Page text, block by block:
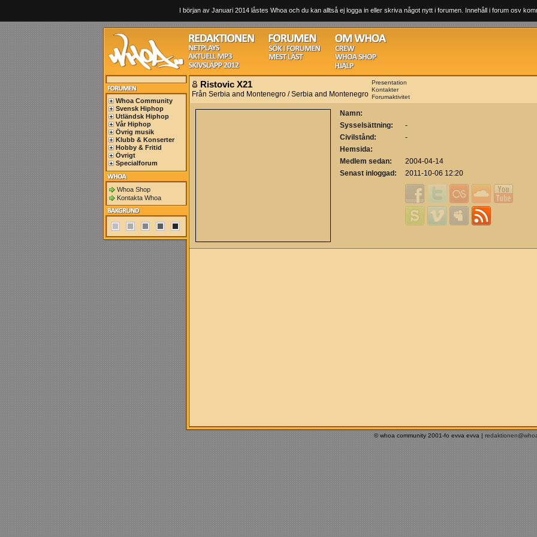
I början av Januari 2014 låstes Whoa och du kan alltså ej logga in eller skriva något nytt i forumen. Innehåll i forum osv
Whoa Community
Svensk Hiphop
Utländsk Hiphop
Vår Hiphop
Övrig musik
Klubb & Konserter
Hobby & Fritid
Övrigt
Specialforum
Whoa Shop
Kontakta Whoa
Ristovic X21
Från Serbia and Montenegro / Serbia and Montenegro
Presentation
Kontakter
Forumaktivitet
Namn:
Sysselsättning:
-
Civilstånd:
-
Hemsida:
Medlem sedan:
2004-04-14
Senast inloggad:
2011-10-06 12:20
© whoa community 2001-fo evva evva |